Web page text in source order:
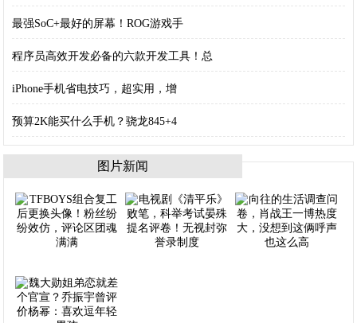
最强SoC+最好的屏幕！ROG游戏手
程序员高效开发必备的六款开发工具！总
iPhone手机省电技巧，超实用，增
预算2K能买什么手机？骁龙845+4
图片新闻